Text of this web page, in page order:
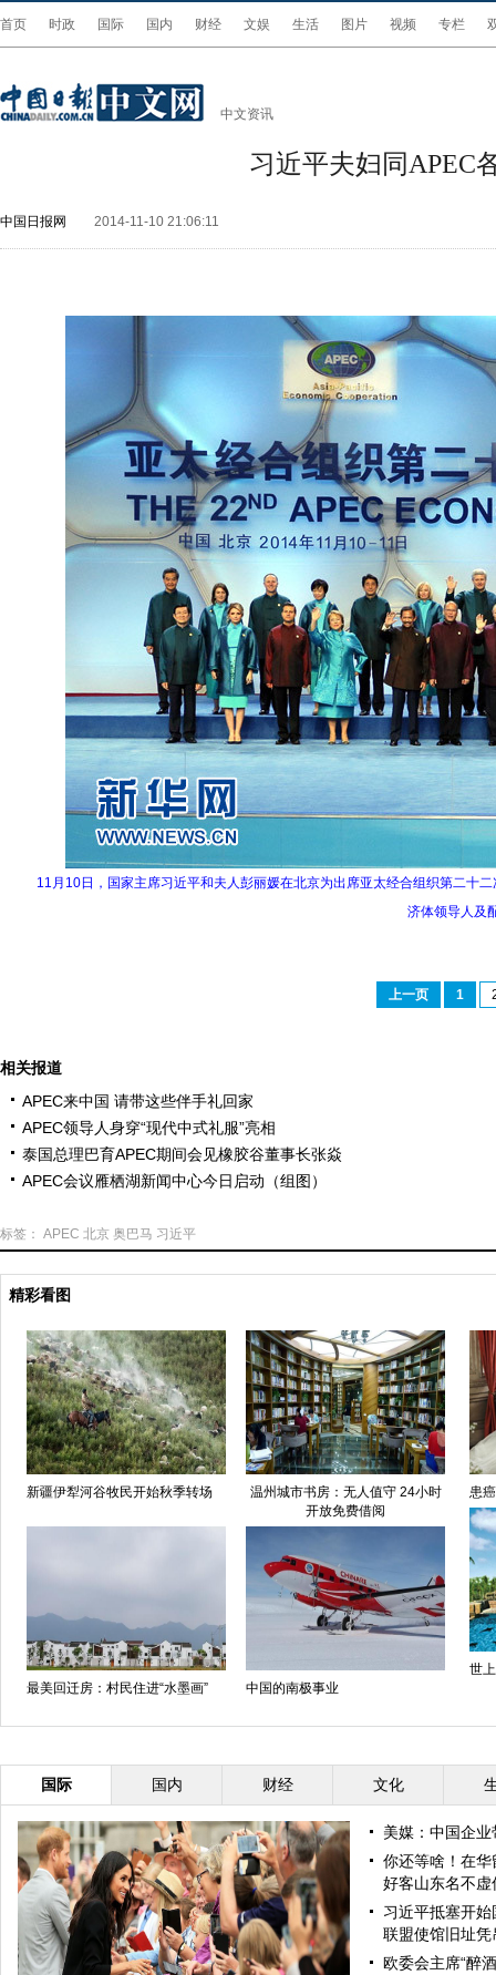
首页 时政 国际 国内 财经 文娱 生活 图片 视频 专栏
中文资讯
习近平夫妇同APEC
中国日报网 2014-11-10 21:06:11
11月10日，国家主席习近平和夫人彭丽媛在北京为出席亚太经合组织第二十
济体领导人及
上一页 1
相关报道
APEC来中国 请带这些伴手礼回家
APEC领导人身穿“现代中式礼服”亮相
泰国总理巴育APEC期间会见橡胶谷董事长张焱
APEC会议雁栖湖新闻中心今日启动（组图）
标签： APEC 北京 奥巴马 习近平
精彩看图
新疆伊犁河谷牧民开始秋季转场
温州城市书房：无人值守 24小时
开放免费借阅
最美回迁房：村民住进“水墨画” 中国的南极事业
患
世
国际 国内 财经 文化
美媒：中国企
你还等啥！在
好客山东名不虚
习近平抵塞开
联盟使馆旧址凭
欧委会主席“醉